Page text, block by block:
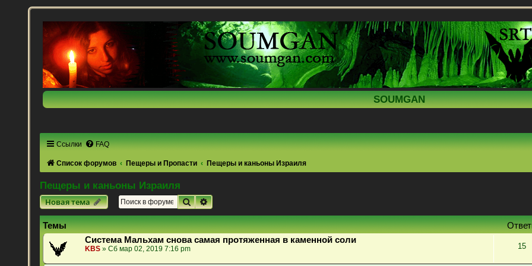
SOUMGAN
Ссылки FAQ
Список форумов Пещеры и Пропасти Пещеры и каньоны Израиля
Пещеры и каньоны Израиля
Новая тема
ПоискРасширенный поиск
Темы
Система Мальхам снова самая протяженная в каменной соли
KBS » Сб мар 02, 2019 7:16 pm 15